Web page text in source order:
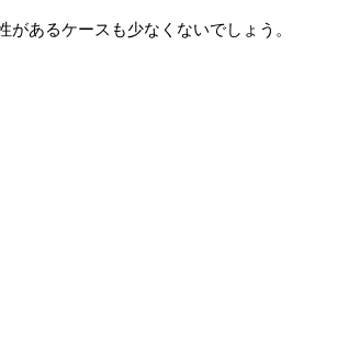
あるケースも少なくないでしょう。